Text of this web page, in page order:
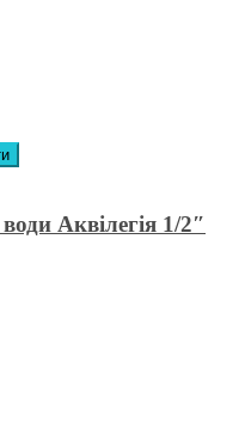
Аквілегія 1/2″